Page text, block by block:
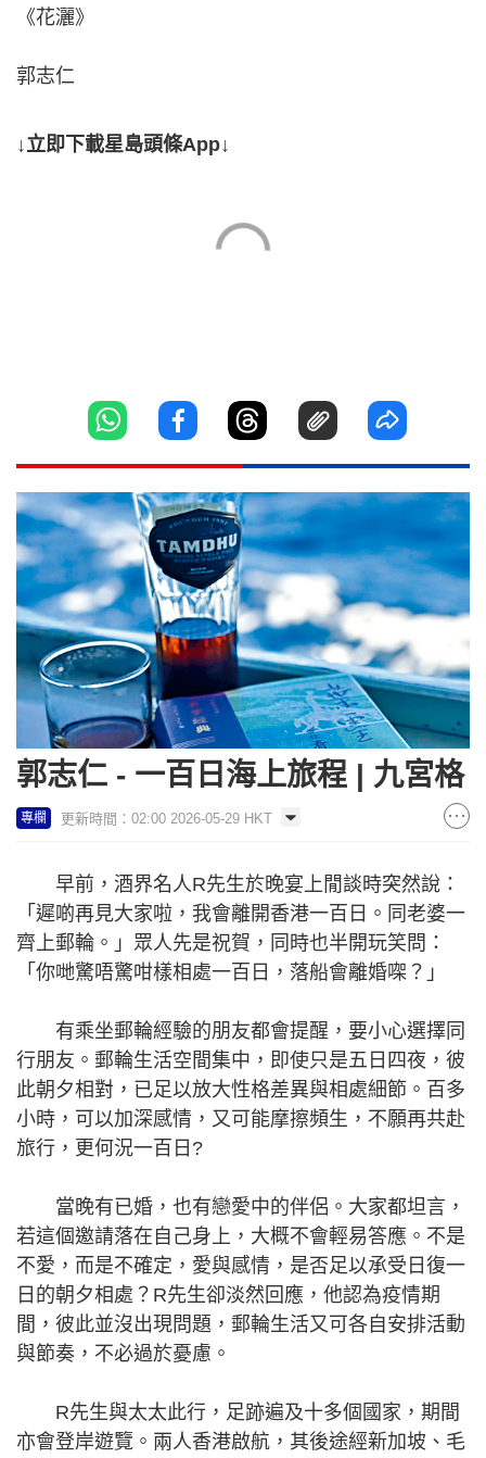
《花灑》
郭志仁
↓立即下載星島頭條App↓
郭志仁 - 一百日海上旅程 | 九宮格
專欄 更新時間：02:00 2026-05-29 HKT
早前，酒界名人R先生於晚宴上閒談時突然說：
「遲啲再見大家啦，我會離開香港一百日。同老婆一
齊上郵輪。」眾人先是祝賀，同時也半開玩笑問：
「你哋驚唔驚咁樣相處一百日，落船會離婚㗎？」
有乘坐郵輪經驗的朋友都會提醒，要小心選擇同
行朋友。郵輪生活空間集中，即使只是五日四夜，彼
此朝夕相對，已足以放大性格差異與相處細節。百多
小時，可以加深感情，又可能摩擦頻生，不願再共赴
旅行，更何況一百日?
當晚有已婚，也有戀愛中的伴侶。大家都坦言，
若這個邀請落在自己身上，大概不會輕易答應。不是
不愛，而是不確定，愛與感情，是否足以承受日復一
日的朝夕相處？R先生卻淡然回應，他認為疫情期
間，彼此並沒出現問題，郵輪生活又可各自安排活動
與節奏，不必過於憂慮。
R先生與太太此行，足跡遍及十多個國家，期間
亦會登岸遊覽。兩人香港啟航，其後途經新加坡、毛